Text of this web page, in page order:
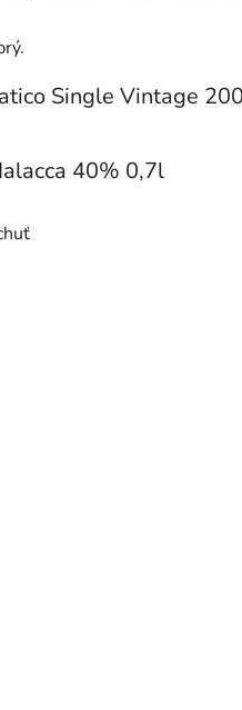
produktu je 5 z 5 hvězdiček.
produktu je 5 z 5 hvězdiček.
40% 0,7l
produktu je 5 z 5 hvězdiček.